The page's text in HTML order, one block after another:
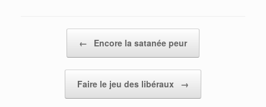
← Encore la satanée peur
Faire le jeu des libéraux →